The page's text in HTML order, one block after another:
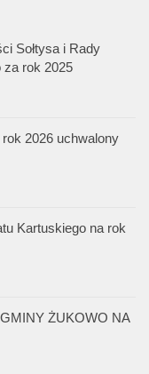
Sołtysa i Rady
za rok 2025
2026 uchwalony
Kartuskiego na rok
ŻUKOWO NA